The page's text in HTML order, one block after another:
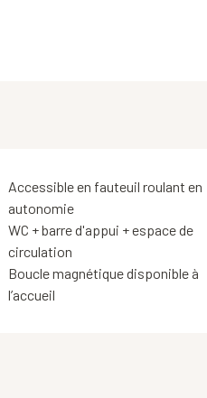
Accessible en fauteuil roulant en
autonomie
WC + barre d'appui + espace de
circulation
Boucle magnétique disponible à
l’accueil